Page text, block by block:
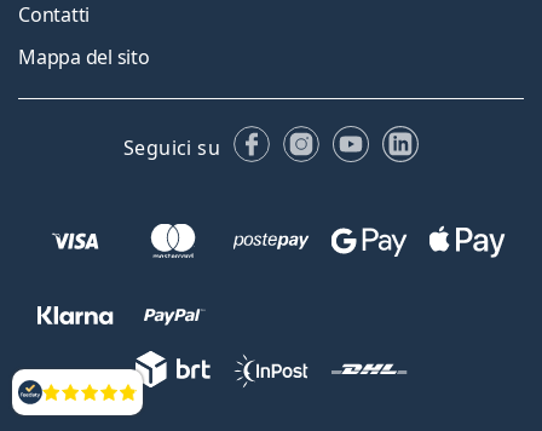
Valutazione
Contatti
Mappa del sito
Seguici su FacebookInstagram
YouTubeLinkedIn